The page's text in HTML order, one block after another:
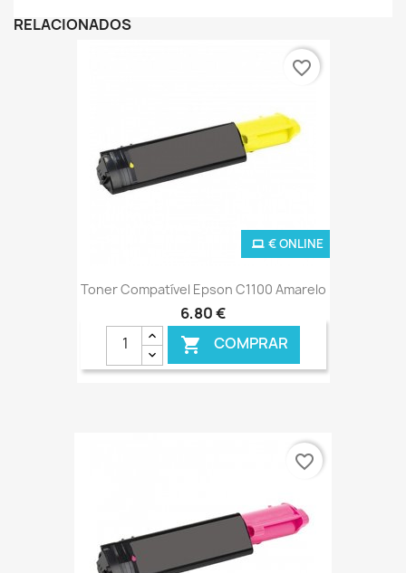
RELACIONADOS
Toner Compatível Epson C1100 Amarelo
6,80 €
 COMPRAR
€ ONLINE
favorite_border
favorite_border